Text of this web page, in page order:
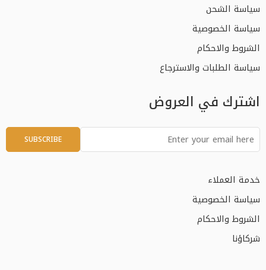
سياسة الشحن
سياسة الخصوصية
الشروط والاحكام
سياسة الطلبات والاسترجاع
اشترك في العروض
خدمة العملاء
سياسة الخصوصية
الشروط والاحكام
شركاؤنا